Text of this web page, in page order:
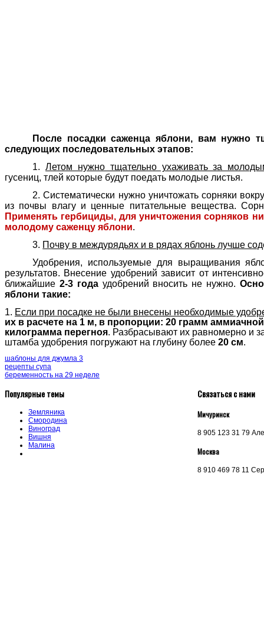
После посадки саженца яблони, вам нужно
следующих последовательных этапов:
1.Летом нужно тщательно ухаживать за
гусениц, тлей которые будут поедать молодые листья.
2.Систематически нужно уничтожать сорняки
из почвы влагу и ценные питательные вещества.
Применять гербициды, для уничтожения сорняков
молодому саженцу яблони.
3. Почву в междурядьях и в рядах яблонь лучше
Удобрения, используемые для выращивания
результатов. Внесение удобрений зависит от
ближайшие 2-3 годаудобрений вносить не нужно.
яблони такие:
1. Если при посадке не были внесены необходимые
их в расчете на 1 м, в пропорции: 20 грамм
килограмма перегноя. Разбрасывают их равномерно и
штамба удобрения погружают на глубину более 20 см.
шаблоны для джумла 3
рецепты супа
беременность на 29 неделе
Популярные темы
Земляника
Смородина
Виноград
Вишня
Малина
Связаться с нами
Мичуринск
8 905 123 31 79
Москва
8 910 469 78 11